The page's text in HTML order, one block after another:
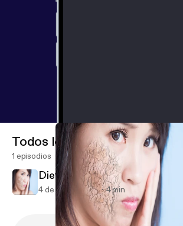
Todos los episodios
1 episodios
Diet and Lifestyle Changes
4 de oct de 2018 4 min